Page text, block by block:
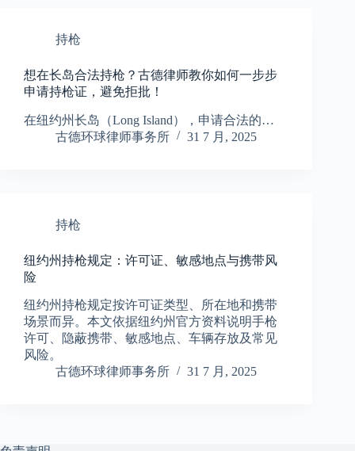
持枪
想在长岛合法持枪？古德律师教你如何一步步
申请持枪证，避免拒批！
在纽约州长岛（Long Island），申请合法的…
古德环球律师事务所
31 7 月, 2025
持枪
纽约州持枪规定：许可证、敏感地点与携带风
险
纽约州持枪规定按许可证类型、所在地和携带
场景而异。本文依据纽约州官方资料说明手枪
许可、隐蔽携带、敏感地点、车辆存放及常见
风险。
古德环球律师事务所
31 7 月, 2025